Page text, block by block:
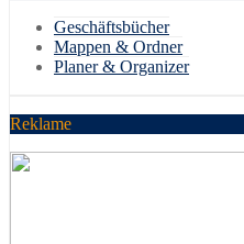
Geschäftsbücher
Mappen & Ordner
Planer & Organizer
Reklame